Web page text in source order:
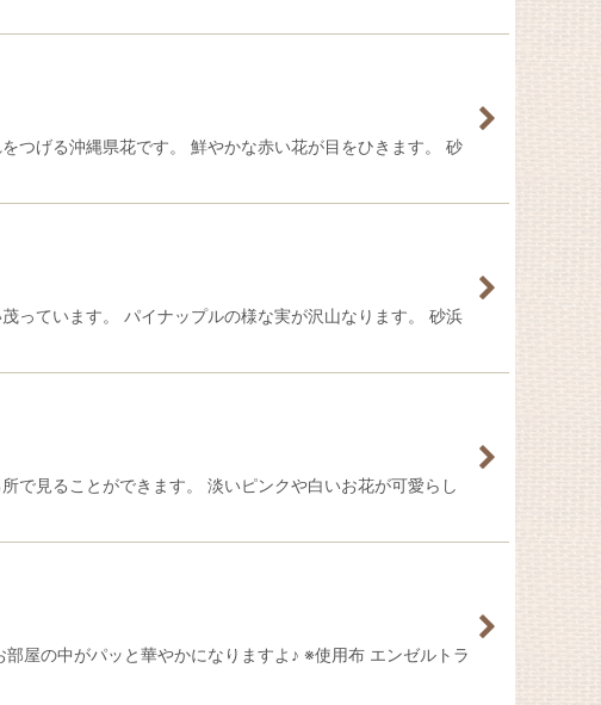
げる沖縄県花です。 鮮やかな赤い花が目をひきます。 砂
ています。 パイナップルの様な実が沢山なります。 砂浜
見ることができます。 淡いピンクや白いお花が可愛らし
屋の中がパッと華やかになりますよ♪ ※使用布 エンゼルトラ